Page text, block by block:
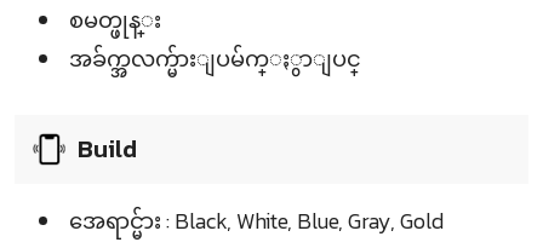
စမတ္ဖုန္း
အခ်က္အလက္မ်ားျပမ်က္ႏွာျပင္
Build
အေရာင္မ်ား : Black, White, Blue, Gray, Gold